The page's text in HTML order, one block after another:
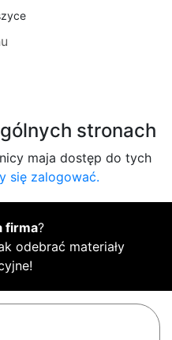
stronach
maja dostęp do tych
się zalogować.
firma?
odebrać materiały